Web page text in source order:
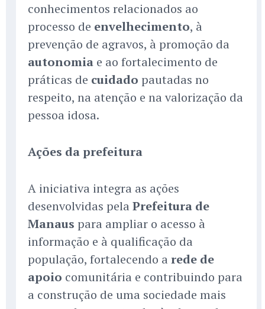
conhecimentos relacionados ao
processo de envelhecimento, à
prevenção de agravos, à promoção da
autonomia e ao fortalecimento de
práticas de cuidado pautadas no
respeito, na atenção e na valorização da
pessoa idosa.
Ações da prefeitura
A iniciativa integra as ações
desenvolvidas pela Prefeitura de
Manaus para ampliar o acesso à
informação e à qualificação da
população, fortalecendo a rede de
apoio comunitária e contribuindo para
a construção de uma sociedade mais